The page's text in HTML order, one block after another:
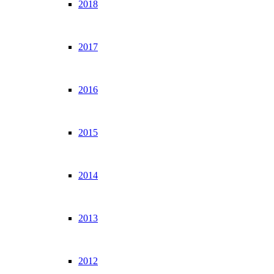
2018
2017
2016
2015
2014
2013
2012